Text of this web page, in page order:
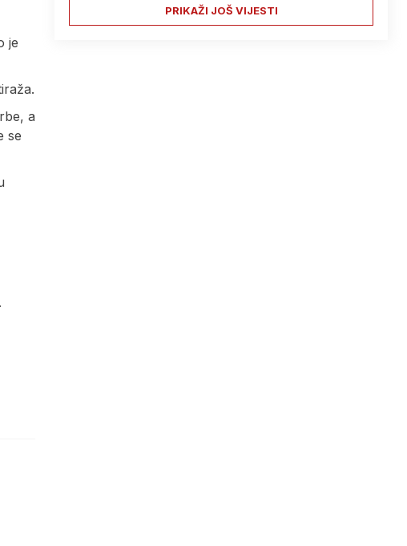
je
a
se
PRIKAŽI JOŠ VIJESTI